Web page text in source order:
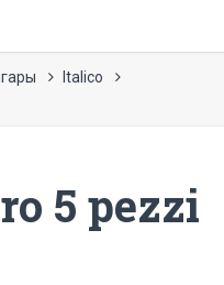
Italico
5 pezzi